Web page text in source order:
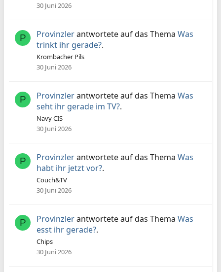
30 Juni 2026
P Provinzlerantwortete auf das Thema Was
trinkt ihr gerade?.
Krombacher Pils
30 Juni 2026
P Provinzlerantwortete auf das Thema Was
seht ihr gerade im TV?.
Navy CIS
30 Juni 2026
P Provinzlerantwortete auf das Thema Was
habt ihr jetzt vor?.
Couch&TV
30 Juni 2026
P Provinzlerantwortete auf das Thema Was
esst ihr gerade?.
Chips
30 Juni 2026